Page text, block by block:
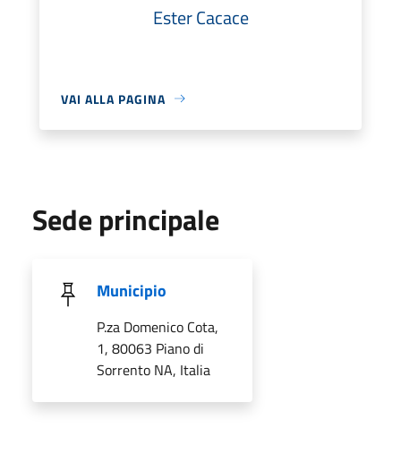
Ester Cacace
VAI ALLA PAGINA
Sede principale
Municipio
P.za Domenico Cota,
1, 80063 Piano di
Sorrento NA, Italia